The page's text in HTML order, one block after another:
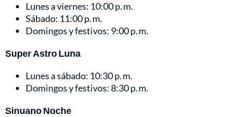
Lunes a viernes: 10:00 p. m.
Sábado: 11:00 p. m.
Domingos y festivos: 9:00 p. m.
Super Astro Luna
Lunes a sábado: 10:30 p. m.
Domingos y festivos: 8:30 p. m.
Sinuano Noche